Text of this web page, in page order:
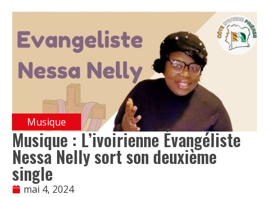
Musique
Musique : L’ivoirienne Évangéliste
Nessa Nelly sort son deuxième
single
mai 4, 2024